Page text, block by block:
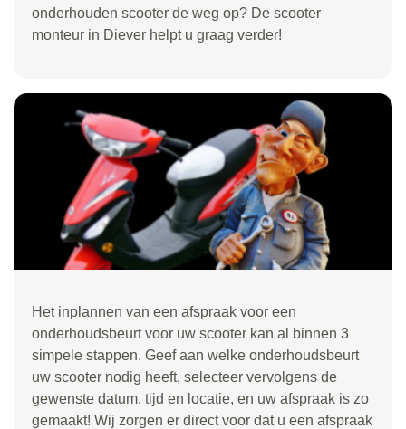
onderhouden scooter de weg op? De scooter
monteur in Diever helpt u graag verder!
Het inplannen van een afspraak voor een
onderhoudsbeurt voor uw scooter kan al binnen 3
simpele stappen. Geef aan welke onderhoudsbeurt
uw scooter nodig heeft, selecteer vervolgens de
gewenste datum, tijd en locatie, en uw afspraak is zo
gemaakt! Wij zorgen er direct voor dat u een afspraak